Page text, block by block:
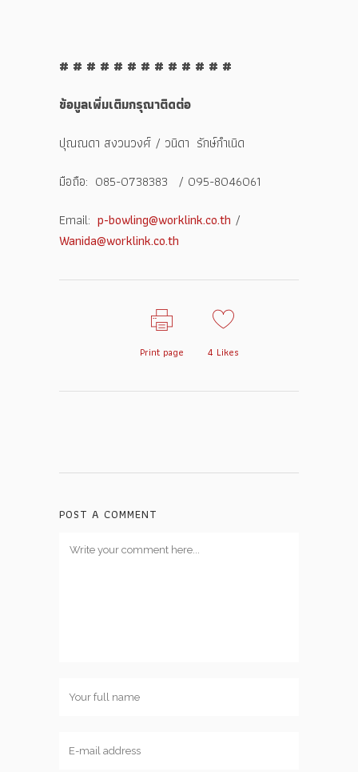
# # # # # # # # # # # # #
ข้อมูลเพิ่มเติมกรุณาติดต่อ
ปุณณดา สงวนวงศ์ / วนิดา รักษ์กำเนิด
มือถือ: 085-0738383 / 095-8046061
Email: p-bowling@worklink.co.th /
Wanida@worklink.co.th
Print page 4 Likes
POST A COMMENT